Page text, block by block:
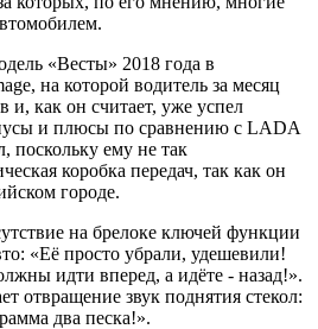
«Весты» 2018 года в
на которой водитель за месяц
и, как он считает, уже успел
и плюсы по сравнению с LADA
поскольку ему не так
коробка передач, так как он
городе.
на брелоке ключей функции
«Её просто убрали, удешевили!
идти вперед, а идёте - назад!».
отвращение звук поднятия стекол:
два песка!».